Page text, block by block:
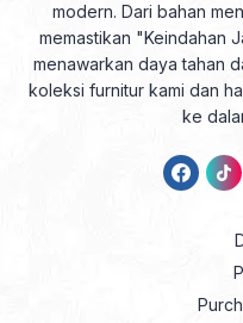
modern. Dari bahan
memastikan "Keindahan
menawarkan daya tahan
koleksi furnitur kami dan
ke